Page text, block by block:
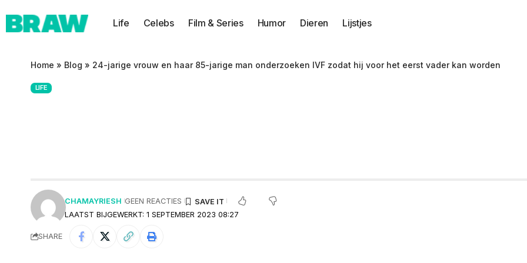
Life Celebs Film & Series Humor Dieren Lijstjes
Home » Blog » 24-jarige vrouw en haar 85-jarige man onderzoeken IVF zodat hij voor het eerst vader kan worden
LIFE
LAATST BIJGEWERKT: 1 SEPTEMBER 2023 08:27
CHAMAYRIESH GEEN REACTIES
SHARE